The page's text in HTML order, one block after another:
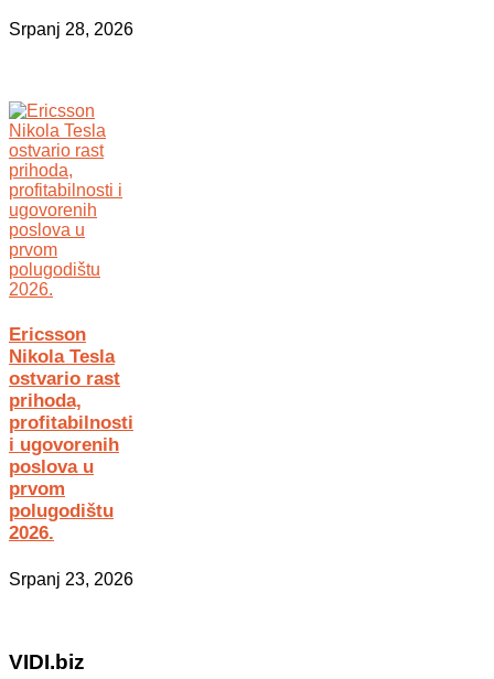
Srpanj 28, 2026
Ericsson
Nikola Tesla
ostvario rast
prihoda,
profitabilnosti
i ugovorenih
poslova u
prvom
polugodištu
2026.
Srpanj 23, 2026
VIDI.biz